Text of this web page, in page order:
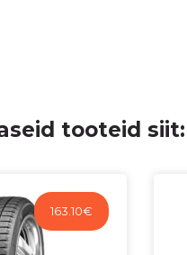
tooteid siit:
163.10€